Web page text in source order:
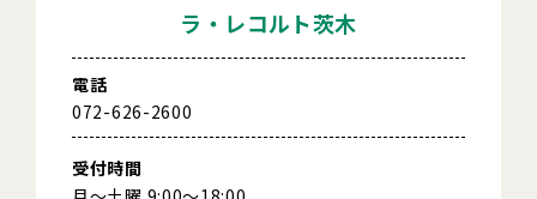
ラ・レコルト茨木
電話
072-626-2600
受付時間